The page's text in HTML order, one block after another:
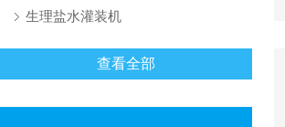
生理盐水灌装机
查看全部